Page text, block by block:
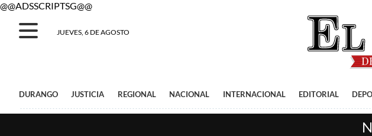
@@ADSSCRIPTSG@@
JUEVES, 6 DE AGOSTO
DURANGO JUSTICIA REGIONAL NACIONAL INTERNACIONAL EDITORIAL